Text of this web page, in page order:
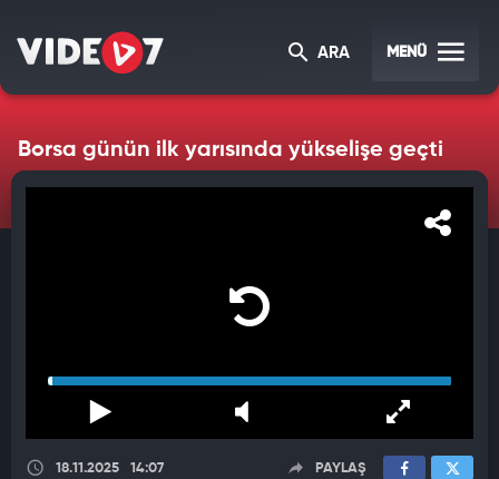
ARA MENÜ
Borsa günün ilk yarısında yükselişe geçti
18.11.2025 14:07 PAYLAŞ